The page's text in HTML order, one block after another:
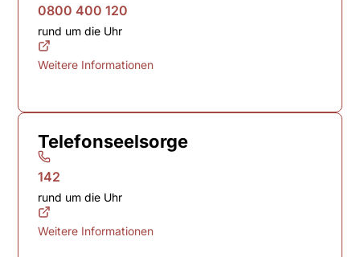
0800 400 120
rund um die Uhr
Weitere Informationen
Telefonseelsorge
142
rund um die Uhr
Weitere Informationen